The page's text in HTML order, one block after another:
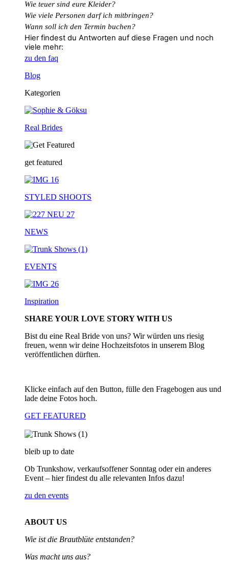
Wie teuer sind eure Kleider?
Wie viele Personen darf ich mitbringen?
Wann soll ich den Termin buchen?
Hier findest du Antworten auf diese Fragen und noch
viele mehr:
zu den faq
Blog
Kategorien
Real Brides
get featured
STYLED SHOOTS
NEWS
EVENTS
Inspiration
SHARE YOUR LOVE STORY WITH US
Bist du eine Real Bride von uns? Wir würden uns riesig
freuen, wenn wir deine Hochzeitsfotos in unserem Blog
veröffentlichen dürften.
Klicke einfach auf den Button, fülle den Fragebogen aus und
lade deine Fotos hoch.
GET FEATURED
bleib up to date
Ob Trunkshow, verkaufsoffener Sonntag oder ein anderes
Event – hier findest du alle relevanten Infos dazu!
zu den events
ABOUT US
Wie ist die Brautblüte entstanden?
Was macht uns aus?